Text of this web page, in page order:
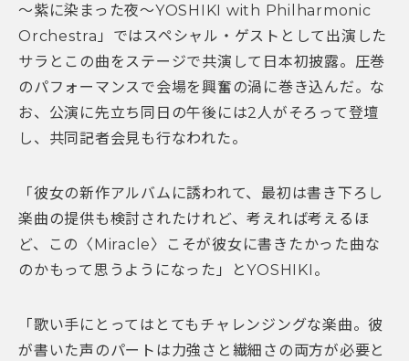
～紫に染まった夜～YOSHIKI with Philharmonic
Orchestra」ではスペシャル・ゲストとして出演した
サラとこの曲をステージで共演して日本初披露。圧巻
のパフォーマンスで会場を興奮の渦に巻き込んだ。な
お、公演に先立ち同日の午後には2人がそろって登壇
し、共同記者会見も行なわれた。
「彼女の新作アルバムに誘われて、最初は書き下ろし
楽曲の提供も検討されたけれど、考えれば考えるほ
ど、この〈Miracle〉こそが彼女に書きたかった曲な
のかもって思うようになった」とYOSHIKI。
「歌い手にとってはとてもチャレンジングな楽曲。彼
が書いた声のパートは力強さと繊細さの両方が必要と